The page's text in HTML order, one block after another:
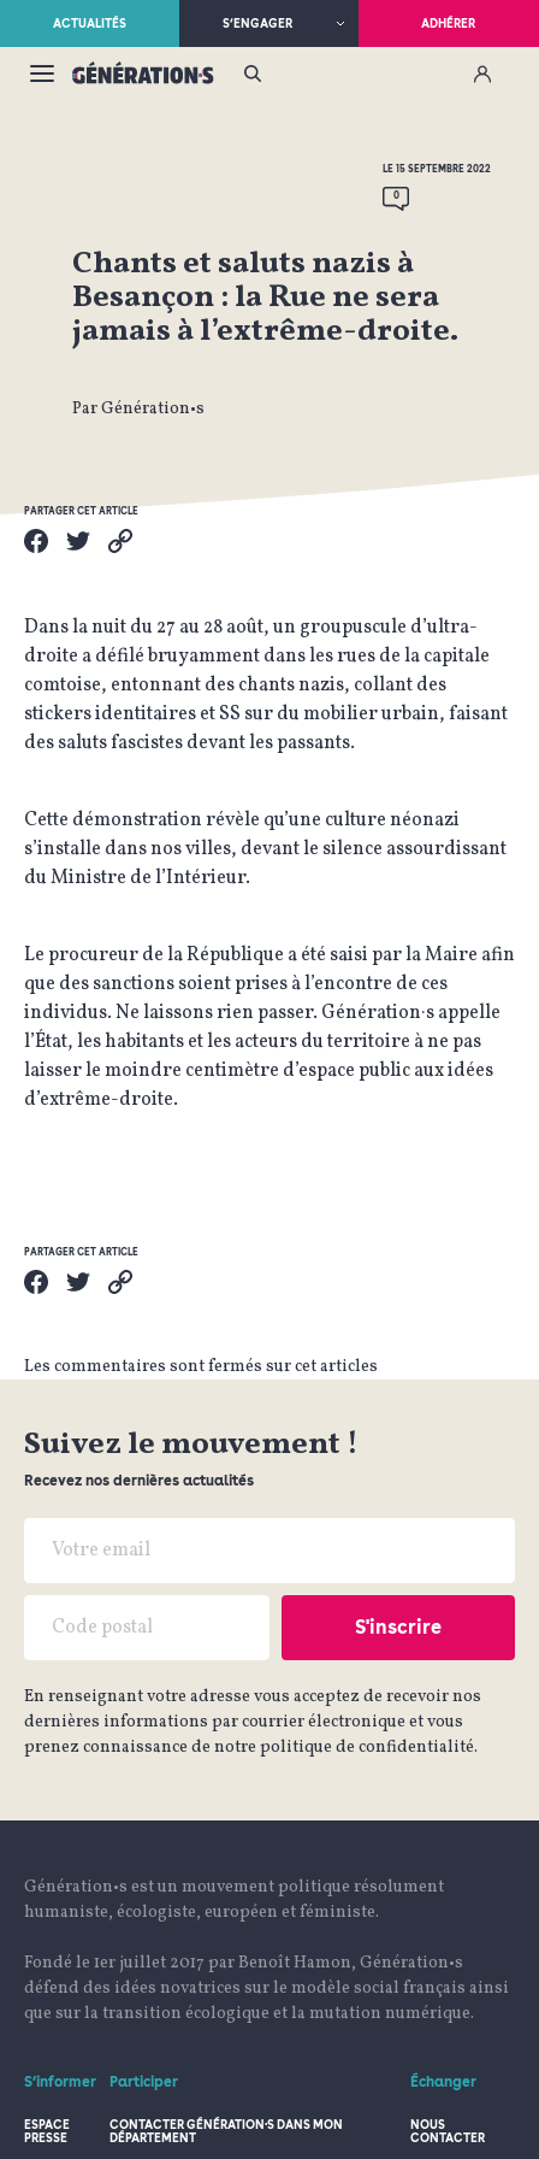
ACTUALITÉS S’ENGAGER ADHÉRER
LE 15 SEPTEMBRE 2022
0
Chants et saluts nazis à
Besançon : la Rue ne sera
jamais à l’extrême-droite.
Par Génération•s
PARTAGER CET ARTICLE
Dans la nuit du 27 au 28 août, un groupuscule d’ultra-
droite a défilé bruyamment dans les rues de la capitale
comtoise, entonnant des chants nazis, collant des
stickers identitaires et SS sur du mobilier urbain, faisant
des saluts fascistes devant les passants.
Cette démonstration révèle qu’une culture néonazi
s’installe dans nos villes, devant le silence assourdissant
du Ministre de l’Intérieur.
Le procureur de la République a été saisi par la Maire afin
que des sanctions soient prises à l’encontre de ces
individus. Ne laissons rien passer. Génération·s appelle
l’État, les habitants et les acteurs du territoire à ne pas
laisser le moindre centimètre d’espace public aux idées
d’extrême-droite.
PARTAGER CET ARTICLE
Les commentaires sont fermés sur cet articles
Suivez le mouvement !
Recevez nos dernières actualités
En renseignant votre adresse vous acceptez de recevoir nos
dernières informations par courrier électronique et vous
prenez connaissance de notre politique de confidentialité.
Génération•s est un mouvement politique résolument
humaniste, écologiste, européen et féministe.
Fondé le 1er juillet 2017 par Benoît Hamon, Génération•s
défend des idées novatrices sur le modèle social français ainsi
que sur la transition écologique et la mutation numérique.
S’informer
ESPACE
PRESSE
Participer
CONTACTER GÉNÉRATION·S DANS MON
DÉPARTEMENT
Échanger
NOUS
CONTACTER